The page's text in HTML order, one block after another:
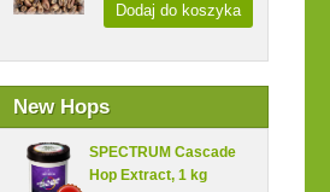
Dodaj do koszyka
New Hops
SPECTRUM Cascade
Hop Extract, 1 kg